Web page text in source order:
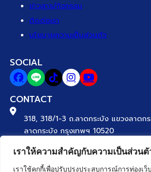
เราให้ความสำคัญกับความเป็นส่วน
เราใช้คุกกี้เพื่อปรับปรุงประสบการณ์การท่องเ
ข่าวสาร/กิจกรรม
ติดต่อเรา
นโยบายความเป็นส่วนตัว
SOCIAL
CONTACT
318, 318/1-3 ถ.ลาดกระบัง แขวงลาดก
ลาดกระบัง กรุงเทพฯ 10520
Tel. 02-329-8888